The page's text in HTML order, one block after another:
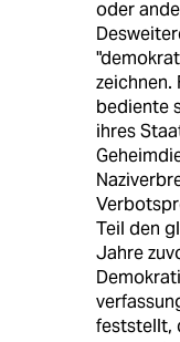
oder
zeichnen.
bediente
ihres
Teil den
Jahre
feststellt,